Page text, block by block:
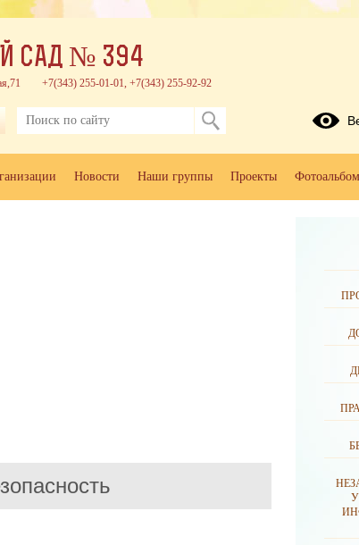
САД № 394
+7(343) 255-01-01, +7(343) 255-92-92
Новости Наши группы Проекты